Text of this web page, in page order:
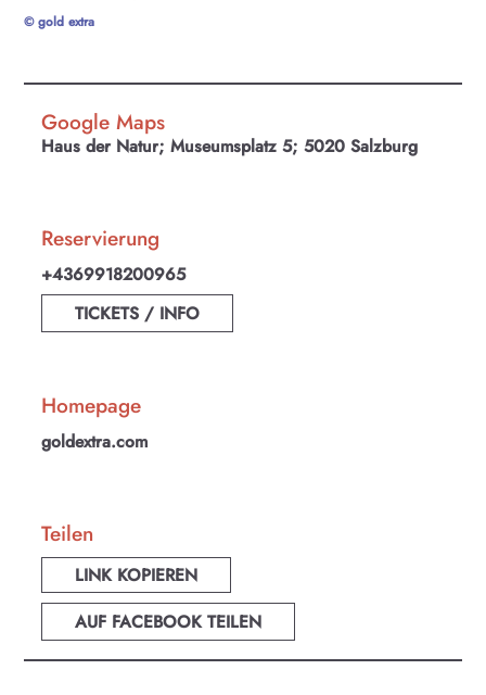
© gold extra
Google Maps
Haus der Natur; Museumsplatz 5; 5020 Salzburg
Reservierung
+4369918200965
TICKETS / INFO
Homepage
goldextra.com
Teilen
LINK KOPIEREN
AUF FACEBOOK TEILEN